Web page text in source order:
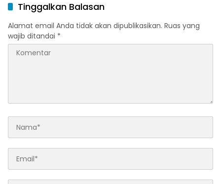
Tinggalkan Balasan
Alamat email Anda tidak akan dipublikasikan. Ruas yang
wajib ditandai *